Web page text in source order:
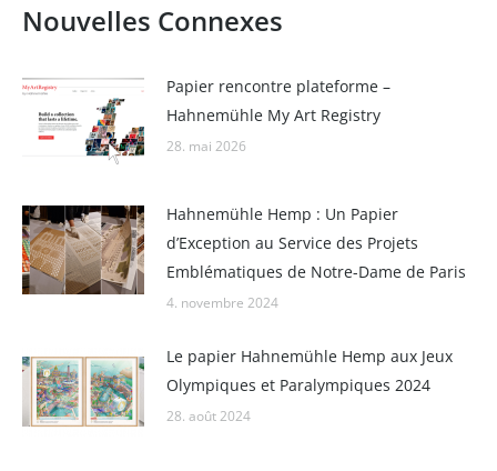
Nouvelles Connexes
Papier rencontre plateforme –
Hahnemühle My Art Registry
28. mai 2026
Hahnemühle Hemp : Un Papier
d’Exception au Service des Projets
Emblématiques de Notre-Dame de Paris
4. novembre 2024
Le papier Hahnemühle Hemp aux Jeux
Olympiques et Paralympiques 2024
28. août 2024